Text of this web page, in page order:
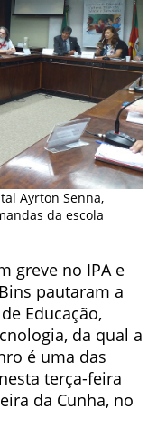
Ayrton Senna,
da escola
greve no IPA e
pautaram a
Educação,
da qual a
é uma das
terça-feira
da Cunha, no